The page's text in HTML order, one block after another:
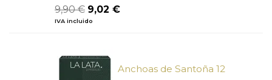
9,90€ El
precio
9,90 €.
9,02 €El
IVA incluido
Anchoas de Santoña 12